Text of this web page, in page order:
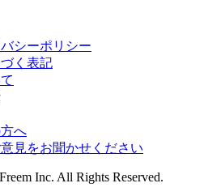
シーポリシー
く表記
へ
見をお聞かせください
Inc. All Rights Reserved.